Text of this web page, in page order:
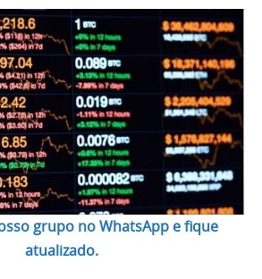
grupo no WhatsApp e fique
atualizado.